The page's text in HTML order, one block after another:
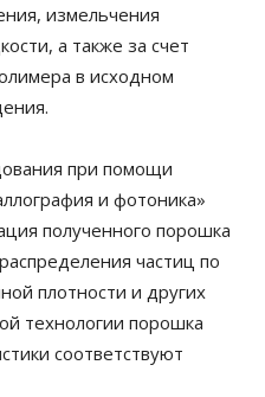
измельчения
а также за счет
в исходном
при помощи
и фотоника»
полученного порошка
частиц по
плотности и других
технологии порошка
соответствуют